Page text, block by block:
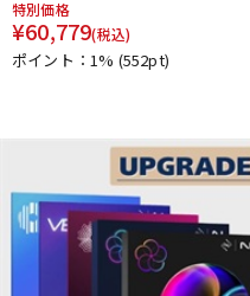
特別価格
¥60,779(税込)
ポイント：1% (552pt)